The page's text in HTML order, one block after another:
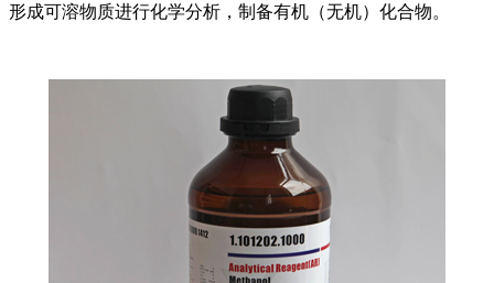
形成可溶物质进行化学分析，制备有机（无机）化合物。